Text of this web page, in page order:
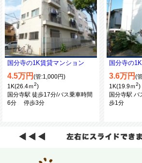
国分寺の1K賃貸マンション
4.5万円 (管:1,000円)
1K(26.4ｍ2)
国分寺駅 徒歩17分/バス乗車時間
6分 停歩3分
国分寺の
3.6万円 (
1K(19.9ｍ2)
国分寺駅
歩1分